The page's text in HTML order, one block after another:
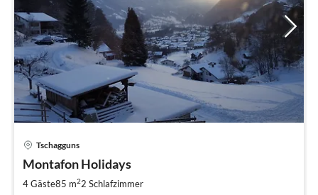
Tschagguns
Montafon Holidays
4 Gäste85 m22 Schlafzimmer